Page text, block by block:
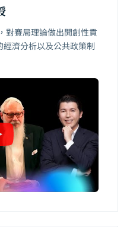
對賽局理論做出開創性貢
濟分析以及公共政策制